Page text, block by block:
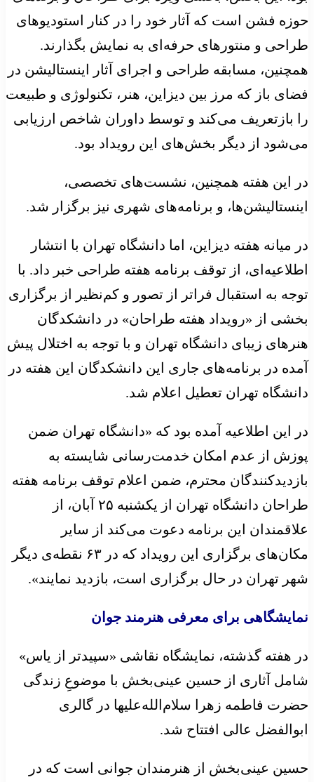
حوزه فشن است که آثار خود را در کنار استودیوهای
طراحی و منتورهای حرفه‌ای به نمایش بگذارند.
همچنین، مسابقه طراحی و اجرای آثار اینستالیشن در
فضای باز که مرز بین دیزاین، هنر، تکنولوژی و طبیعت
را بازتعریف می‌کند و توسط داوران شاخص ارزیابی
می‌شود از دیگر بخش‌های این رویداد بود.
در این هفته همچنین، نشست‌های تخصصی،
اینستالیشن‌ها، و برنامه‌های شهری نیز برگزار شد.
در میانه هفته دیزاین، اما دانشگاه تهران با انتشار
اطلاعیه‌ای، از توقف برنامه هفته طراحی خبر داد. با
توجه به استقبال فراتر از تصور و کم‌نظیر از برگزاری
بخشی از «رویداد هفته طراحان» در دانشکدگان
هنرهای زیبای دانشگاه تهران و با توجه به اختلال پیش
آمده در برنامه‌های جاری این دانشکدگان این هفته در
دانشگاه تهران تعطیل اعلام شد.
در این اطلاعیه آمده بود که «دانشگاه تهران ضمن
پوزش از عدم امکان خدمت‌رسانی شایسته به
بازدیدکنندگان محترم، ضمن اعلام توقف برنامه هفته
طراحان دانشگاه تهران از یکشنبه ۲۵ آبان‌، از
علاقمندان این برنامه دعوت می‌کند از سایر
مکان‌های برگزاری این رویداد که در ۶۳ نقطه‌ی دیگر
شهر تهران در حال برگزاری است، بازدید نمایند».
نمایشگاهی برای معرفی هنرمند جوان
در هفته گذشته، نمایشگاه نقاشی «سپیدتر از یاس»
شامل آثاری از حسین عینی‌بخش با موضوعِ زندگی
حضرت فاطمه زهرا سلام‌الله‌علیها در گالری
ابوالفضل عالی افتتاح شد.
حسین عینی‌بخش از هنرمندان جوانی است که در